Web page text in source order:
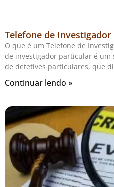
Telefone de
O que é um Telefone de
de investigador particular é um
de detetives particulares, que
Continuar lendo »